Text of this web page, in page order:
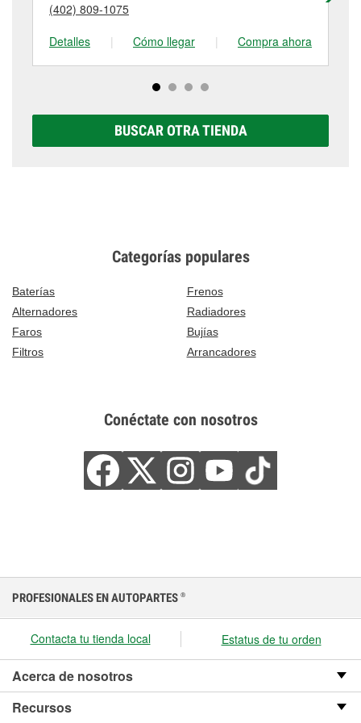
en 3400 23rd Street, Columbus, NE.
tienda #681 para obtener más información.
(402) 809-1075
Detalles
| Cómo llegar | Compra ahora
BUSCAR OTRA TIENDA
Categorías populares
Baterías
Frenos
Alternadores
Radiadores
Faros
Bujías
Filtros
Arrancadores
Conéctate con nosotros
PROFESIONALES EN AUTOPARTES ®
Contacta tu tienda local Estatus de tu orden
Acerca de nosotros
Recursos